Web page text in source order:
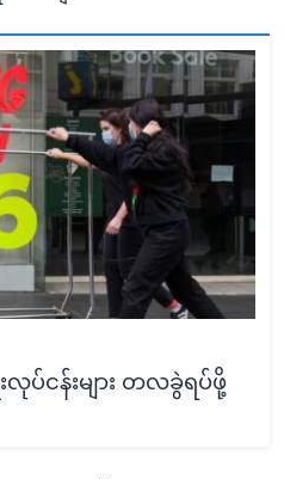
းလုပ်ငန်းများ တလခွဲရပ်ဖို့